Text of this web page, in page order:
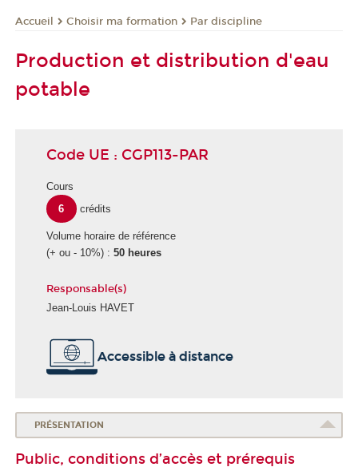
Accueil Choisir ma formation Par discipline
Production et distribution d'eau
potable
Code UE : CGP113-PAR
Cours
6
crédits
Volume horaire de référence
(+ ou - 10%) : 50 heures
Responsable(s)
Jean-Louis HAVET
É
o
d
e
l
Accessible à distance
PRÉSENTATION
Public, conditions d’accès et prérequis